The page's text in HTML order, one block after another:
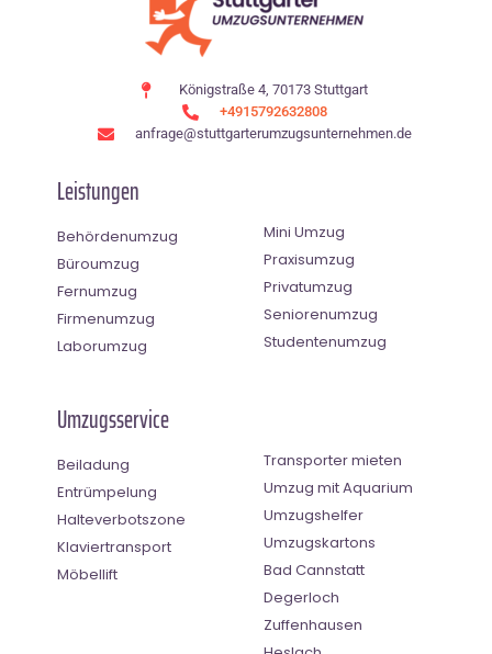
Königstraße 4, 70173 Stuttgart
+4915792632808
anfrage@stuttgarterumzugsunternehmen.de
Leistungen
Behördenumzug
Büroumzug
Fernumzug
Firmenumzug
Laborumzug
Mini Umzug
Praxisumzug
Privatumzug
Seniorenumzug
Studentenumzug
Umzugsservice
Beiladung
Entrümpelung
Halteverbotszone
Klaviertransport
Möbellift
Transporter mieten
Umzug mit Aquarium
Umzugshelfer
Umzugskartons
Bad Cannstatt
Degerloch
Zuffenhausen